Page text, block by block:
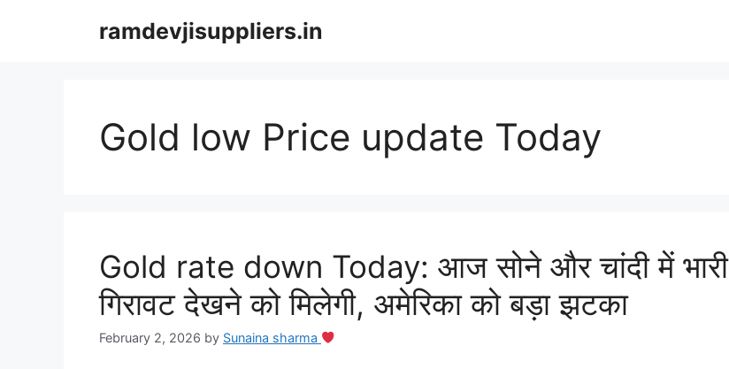
ramdevjisuppliers.in
Gold low Price update Today
Gold rate down Today: आज सोने और चांदी में भारी
गिरावट देखने को मिलेगी, अमेरिका को बड़ा झटका
February 2, 2026 by Sunaina sharma